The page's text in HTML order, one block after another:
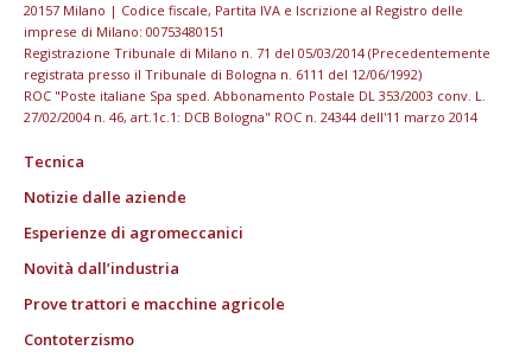
20157 Milano | Codice fiscale, Partita IVA e Iscrizione al Registro delle
imprese di Milano: 00753480151
Registrazione Tribunale di Milano n. 71 del 05/03/2014 (Precedentemente
registrata presso il Tribunale di Bologna n. 6111 del 12/06/1992)
ROC "Poste italiane Spa sped. Abbonamento Postale DL 353/2003 conv. L.
27/02/2004 n. 46, art.1c.1: DCB Bologna" ROC n. 24344 dell'11 marzo 2014
Tecnica
Notizie dalle aziende
Esperienze di agromeccanici
Novità dall’industria
Prove trattori e macchine agricole
Contoterzismo